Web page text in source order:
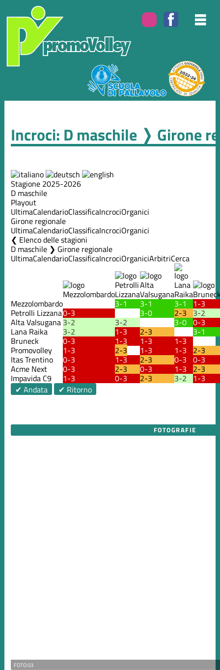
Incroci: D maschile ❭ Girone
Stagione 2025-2026
D maschile
Playout
UltimaCalendarioClassificaIncrociOrganici
Girone regionale
UltimaCalendarioClassificaIncrociOrganici
Elenco delle stagioni
D maschile ❯ Girone regionale
UltimaCalendarioClassificaIncrociOrganiciArbitriCerca
Mezzolombardo 3-1 3-1 3-1 1-3
Petrolli Lizzana0-3 3-0 2-3 3-2
Alta Valsugana 3-2 3-2 3-0 0-3
Lana Raika 3-2 1-3 2-3 3-1
Bruneck 0-3 1-3 1-3 1-3
Promovolley 1-3 2-3 1-3 1-3 2-3
Itas Trentino 0-3 1-3 2-3 0-3 0-3
Acme Next 0-3 2-3 0-3 1-3 2-3
Impavida C9 1-3 0-3 2-3 3-2
1-3
✔ Andata
✔ Ritorno
FOTOGRAFIE
FOTO 03